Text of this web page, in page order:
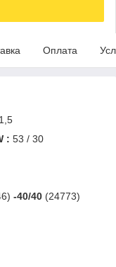
Оплата
: 53 / 30
-40/40 (24773)